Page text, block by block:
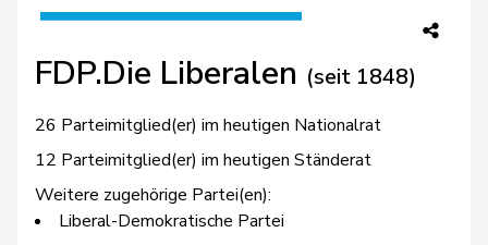
FDP.Die Liberalen (seit 1848)
26 Parteimitglied(er) im heutigen Nationalrat
12 Parteimitglied(er) im heutigen Ständerat
Weitere zugehörige Partei(en):
Liberal-Demokratische Partei